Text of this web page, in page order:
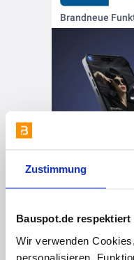
Zustimmung
Bauspot.de respektiert
Wir verwenden
personalisieren,
Brandneue